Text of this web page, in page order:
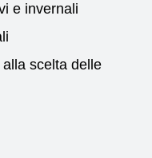
e invernali
scelta delle